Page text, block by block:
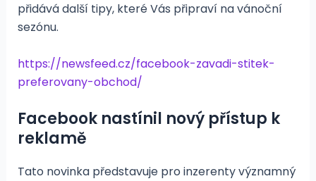
přidává další tipy, které Vás připraví na vánoční
sezónu.
https://newsfeed.cz/facebook-zavadi-stitek-
preferovany-obchod/
Facebook nastínil nový přístup k
reklamě
Tato novinka představuje pro inzerenty významný